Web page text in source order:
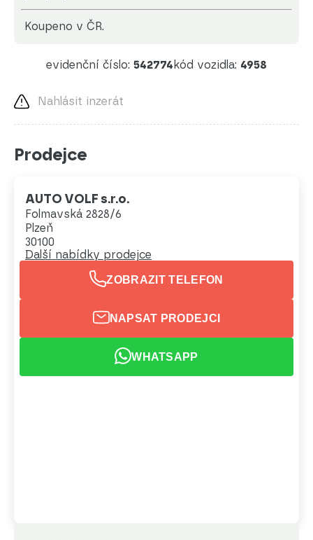
koupeno v ČR.
evidenční číslo: 542774 kód vozidla: 4958
Nahlásit inzerát
Prodejce
AUTO VOLF s.r.o.
Folmavská 2828/6
Plzeň
30100
Další nabídky prodejce
ZOBRAZIT TELEFON
NAPSAT PRODEJCI
WHATSAPP